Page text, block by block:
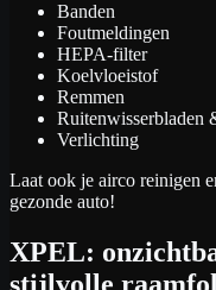
Banden
Foutmeldingen
HEPA-filter
Koelvloeistof
Remmen
Ruitenwisserbladen
Verlichting
Laat ook je airco reinigen
gezonde auto!
XPEL: